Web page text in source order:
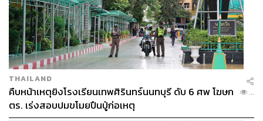
THAILAND
คืบหน้าเหตุยิงโรงเรียนเทพศิรินทร์นนทบุรี ดับ 6 ศพ โฆษก
ตร. เร่งสอบปมขโมยปืนปู่ก่อเหตุ
...